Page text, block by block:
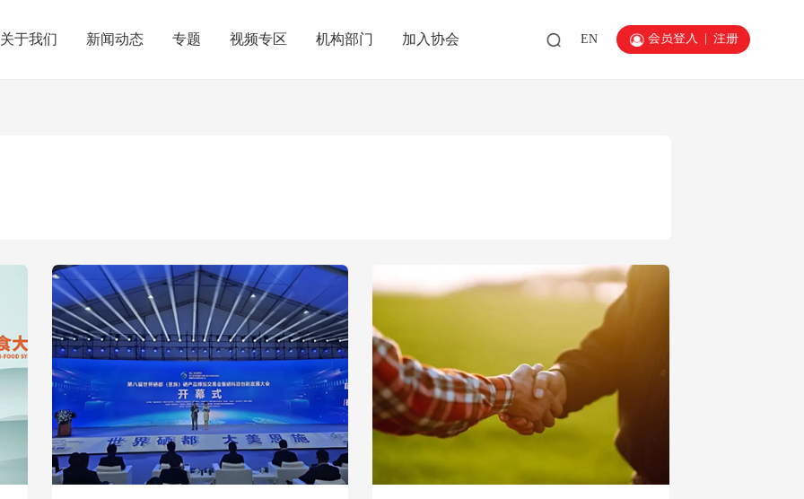
关于我们 新闻动态 专题 视频专区 机构部门 加入协会 EN 会员登入 注册